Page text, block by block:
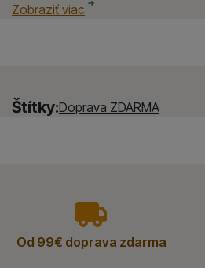
Oblečenie a obuv Westin
Spôsob lovu rýb
Spôsob lovu rýb Westin
Zobraziť viac
Štítky:Doprava ZDARMA
vyhody
Od 99€ doprava zdarma